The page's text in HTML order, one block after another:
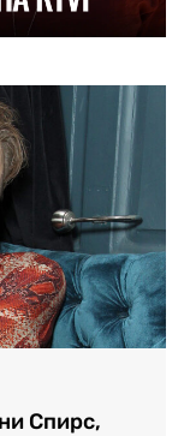
Спирс,